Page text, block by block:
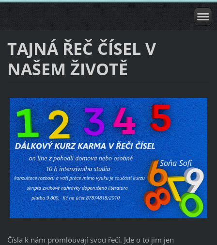
TAJNÁ ŘEČ ČÍSEL V
NAŠEM ŽIVOTĚ
Čísla k nám promlouvají svou řečí. Jde o to jim jen